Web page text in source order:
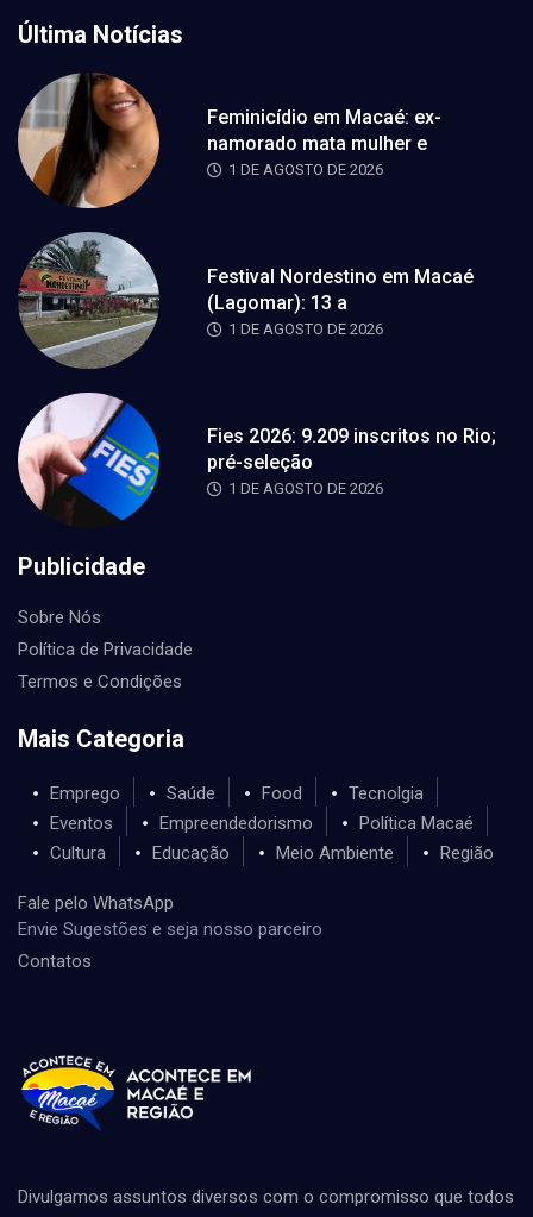
Última Notícias
Feminicídio em Macaé: ex-
namorado mata mulher e
1 DE AGOSTO DE 2026
Festival Nordestino em Macaé
(Lagomar): 13 a
1 DE AGOSTO DE 2026
Fies 2026: 9.209 inscritos no Rio;
pré-seleção
1 DE AGOSTO DE 2026
Publicidade
Sobre Nós
Política de Privacidade
Termos e Condições
Mais Categoria
Emprego Saúde Food
Tecnolgia
Eventos
Empreendedorismo
Política Macaé
Cultura
Educação Meio Ambiente Região
Fale pelo WhatsApp
Envie Sugestões e seja nosso parceiro
Contatos
Divulgamos assuntos diversos com o compromisso que todos